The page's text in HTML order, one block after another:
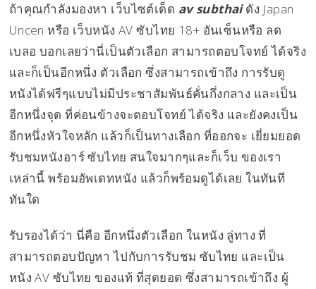
ถ้าคุณกำลังมองหา เว็บไซต์เด็ด av subthaiดัง Japan
Uncen หรือ เว็บหนัง AV ซับไทย 18+ อันเซ็นหรือ ลด
เบลอ บอกเลยว่านี่เป็นตัวเลือก สามารถตอบโจทย์ ได้จริง
และก็เป็นอีกหนึ่ง ตัวเลือก ซึ่งสามารถเข้าถึง การรับดู
หนังได้ฟรีๆแบบไม่มีประชาสัมพันธ์คั่นกึ่งกลาง และเป็น
อีกหนึ่งจุด ที่ค่อนข้างจะตอบโจทย์ ได้จริง และยังคงเป็น
อีกหนึ่งหัวใจหลัก แล้วก็เป็นทางเลือก ที่ออกจะ เยี่ยมยอด
รับชมหนังอาร์ ซับไทย สนใจมากๆและก็เว็บ ของเรา
เหล่านี้ พร้อมอัพเดทหนัง แล้วก็พร้อมดูได้เลย ในทันที
ทันใด
รับรองได้ว่า นี่คือ อีกหนึ่งตัวเลือก ในหนัง ลู่ทาง ที่
สามารถตอบปัญหา ไปกับการรับชม ซับไทย และเป็น
หนัง AV ซับไทย ของแท้ ที่สุดยอด ซึ่งสามารถเข้าถึง ผู้